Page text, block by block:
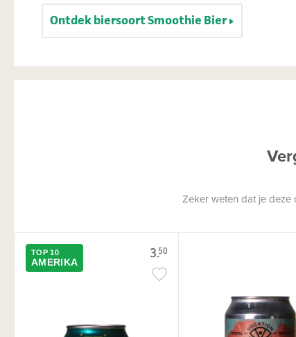
Ontdek biersoort Smoothie Bier
Zeker weten dat je
3.50
TOP 10
AMERIKA